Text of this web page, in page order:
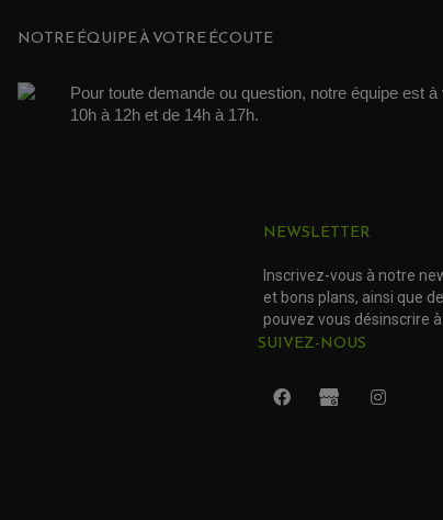
NOTRE ÉQUIPE À VOTRE ÉCOUTE
Pour toute demande ou question, notre équipe est
10h à 12h et de 14h à 17h.
NEWSLETTER
Inscrivez-vous à notre
et bons plans, ainsi que
pouvez vous désinscrire
SUIVEZ-NOUS